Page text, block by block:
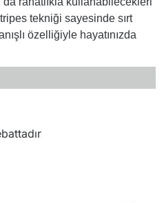
tekniği sayesinde sırt
özelliğiyle hayatınızda